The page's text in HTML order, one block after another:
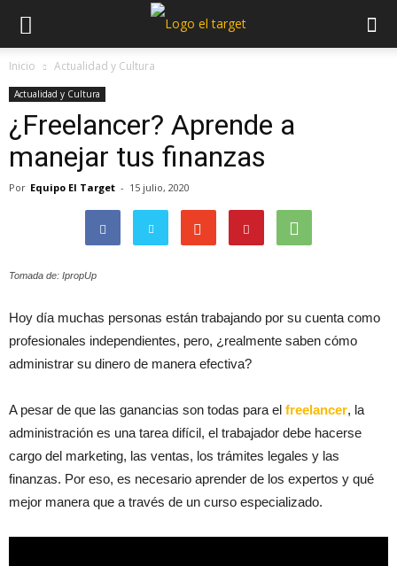
Inicio Actualidad y Cultura
Actualidad y Cultura
¿Freelancer? Aprende a
manejar tus finanzas
Por Equipo El Target - 15 julio, 2020
Tomada de: IpropUp
Hoy día muchas personas están trabajando por su cuenta como
profesionales independientes, pero, ¿realmente saben cómo
administrar su dinero de manera efectiva?
A pesar de que las ganancias son todas para el freelancer, la
administración es una tarea difícil, el trabajador debe hacerse
cargo del marketing, las ventas, los trámites legales y las
finanzas. Por eso, es necesario aprender de los expertos y qué
mejor manera que a través de un curso especializado.